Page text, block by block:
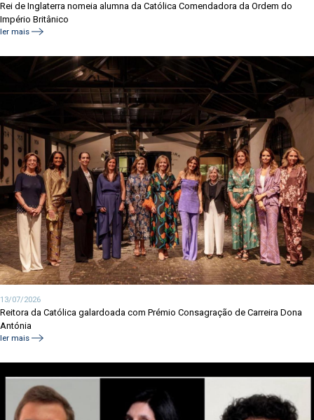
Rei de Inglaterra nomeia alumna da Católica Comendadora da Ordem do
Império Britânico
ler mais
13/07/2026
Reitora da Católica galardoada com Prémio Consagração de Carreira Dona
Antónia
ler mais